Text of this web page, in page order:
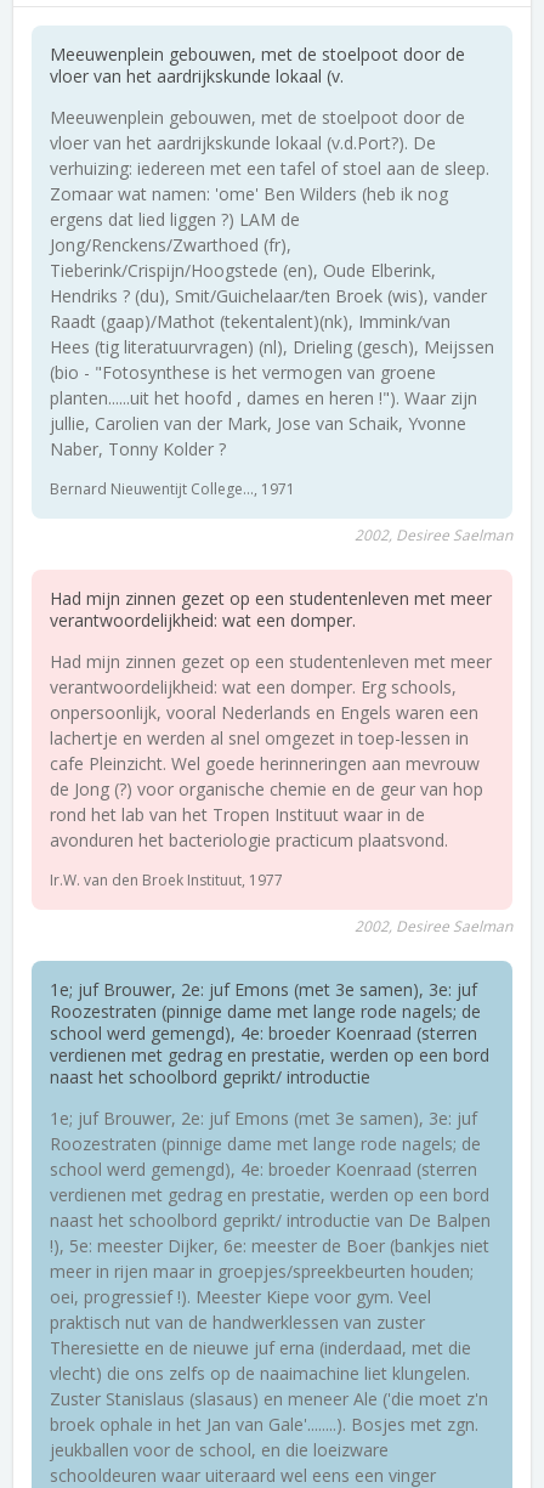
Meeuwenplein gebouwen, met de stoelpoot door de
vloer van het aardrijkskunde lokaal (v.
Meeuwenplein gebouwen, met de stoelpoot door de
vloer van het aardrijkskunde lokaal (v.d.Port?). De
verhuizing: iedereen met een tafel of stoel aan de sleep.
Zomaar wat namen: 'ome' Ben Wilders (heb ik nog
ergens dat lied liggen ?) LAM de
Jong/Renckens/Zwarthoed (fr),
Tieberink/Crispijn/Hoogstede (en), Oude Elberink,
Hendriks ? (du), Smit/Guichelaar/ten Broek (wis), vander
Raadt (gaap)/Mathot (tekentalent)(nk), Immink/van
Hees (tig literatuurvragen) (nl), Drieling (gesch), Meijssen
(bio - "Fotosynthese is het vermogen van groene
planten......uit het hoofd , dames en heren !"). Waar zijn
jullie, Carolien van der Mark, Jose van Schaik, Yvonne
Naber, Tonny Kolder ?
Bernard Nieuwentijt College..., 1971
2002, Desiree Saelman
Had mijn zinnen gezet op een studentenleven met meer
verantwoordelijkheid: wat een domper.
Had mijn zinnen gezet op een studentenleven met meer
verantwoordelijkheid: wat een domper. Erg schools,
onpersoonlijk, vooral Nederlands en Engels waren een
lachertje en werden al snel omgezet in toep-lessen in
cafe Pleinzicht. Wel goede herinneringen aan mevrouw
de Jong (?) voor organische chemie en de geur van hop
rond het lab van het Tropen Instituut waar in de
avonduren het bacteriologie practicum plaatsvond.
Ir.W. van den Broek Instituut, 1977
2002, Desiree Saelman
1e; juf Brouwer, 2e: juf Emons (met 3e samen), 3e: juf
Roozestraten (pinnige dame met lange rode nagels; de
school werd gemengd), 4e: broeder Koenraad (sterren
verdienen met gedrag en prestatie, werden op een bord
naast het schoolbord geprikt/ introductie
1e; juf Brouwer, 2e: juf Emons (met 3e samen), 3e: juf
Roozestraten (pinnige dame met lange rode nagels; de
school werd gemengd), 4e: broeder Koenraad (sterren
verdienen met gedrag en prestatie, werden op een bord
naast het schoolbord geprikt/ introductie van De Balpen
!), 5e: meester Dijker, 6e: meester de Boer (bankjes niet
meer in rijen maar in groepjes/spreekbeurten houden;
oei, progressief !). Meester Kiepe voor gym. Veel
praktisch nut van de handwerklessen van zuster
Theresiette en de nieuwe juf erna (inderdaad, met die
vlecht) die ons zelfs op de naaimachine liet klungelen.
Zuster Stanislaus (slasaus) en meneer Ale ('die moet z'n
broek ophale in het Jan van Gale'........). Bosjes met zgn.
jeukballen voor de school, en die loeizware
schooldeuren waar uiteraard wel eens een vinger